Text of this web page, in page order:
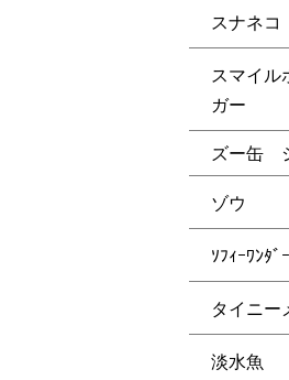
スナネコ
スマイル
ガー
ズー缶
ゾウ
ｿﾌｨｰﾜﾝﾀﾞ
タイニー
淡水魚